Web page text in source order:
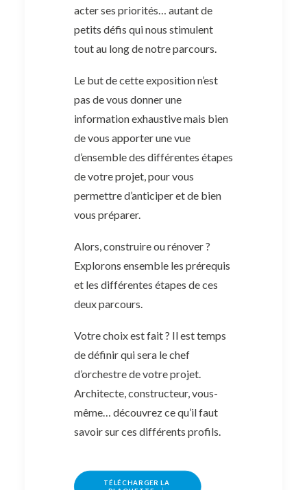
acter ses priorités… autant de
petits défis qui nous stimulent
tout au long de notre parcours.
Le but de cette exposition n’est
pas de vous donner une
information exhaustive mais bien
de vous apporter une vue
d’ensemble des différentes étapes
de votre projet, pour vous
permettre d’anticiper et de bien
vous préparer.
Alors, construire ou rénover ?
Explorons ensemble les prérequis
et les différentes étapes de ces
deux parcours.
Votre choix est fait ? Il est temps
de définir qui sera le chef
d’orchestre de votre projet.
Architecte, constructeur, vous-
même… découvrez ce qu’il faut
savoir sur ces différents profils.
TÉLÉCHARGER LA